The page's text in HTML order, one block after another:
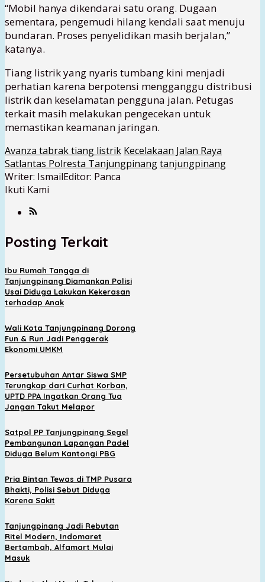
“Mobil hanya dikendarai satu orang. Dugaan
sementara, pengemudi hilang kendali saat menuju
bundaran. Proses penyelidikan masih berjalan,”
katanya.
Tiang listrik yang nyaris tumbang kini menjadi
perhatian karena berpotensi mengganggu distribusi
listrik dan keselamatan pengguna jalan. Petugas
terkait masih melakukan pengecekan untuk
memastikan keamanan jaringan.
Avanza tabrak tiang listrik Kecelakaan Jalan Raya
Satlantas Polresta Tanjungpinangtanjungpinang
Writer: IsmailEditor: Panca
Ikuti Kami
Posting Terkait
Ibu Rumah Tangga di
Tanjungpinang Diamankan Polisi
Usai Diduga Lakukan Kekerasan
terhadap Anak
Wali Kota Tanjungpinang Dorong
Fun & Run Jadi Penggerak
Ekonomi UMKM
Persetubuhan Antar Siswa SMP
Terungkap dari Curhat Korban,
UPTD PPA Ingatkan Orang Tua
Jangan Takut Melapor
Satpol PP Tanjungpinang Segel
Pembangunan Lapangan Padel
Diduga Belum Kantongi PBG
Pria Bintan Tewas di TMP Pusara
Bhakti, Polisi Sebut Diduga
Karena Sakit
Tanjungpinang Jadi Rebutan
Ritel Modern, Indomaret
Bertambah, Alfamart Mulai
Masuk